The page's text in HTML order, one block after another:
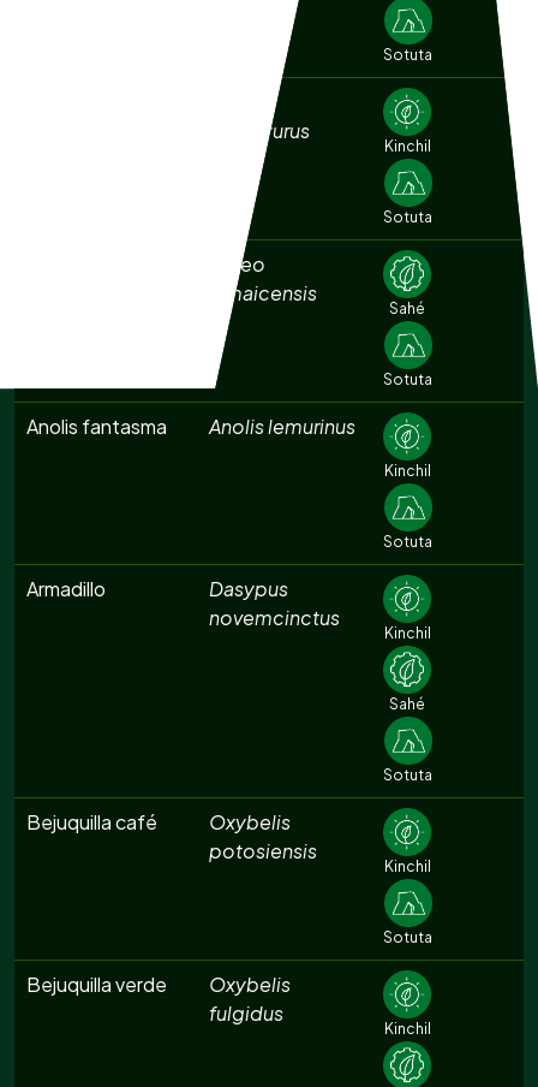
Sotuta
brachyurus
Kinchil
Sotuta
Buteo
jamaicensis
Sahé
Sotuta
Anolis fantasma Anolis lemurinus
Kinchil
Sotuta
Armadillo
Dasypus
novemcinctus
Kinchil
Sahé
Sotuta
Bejuquilla café
Oxybelis
potosiensis
Kinchil
Sotuta
Bejuquilla verde
Oxybelis
fulgidus
Kinchil